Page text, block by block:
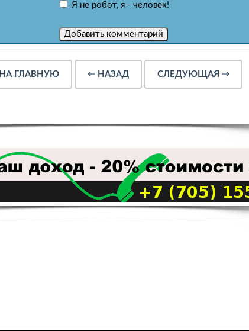
Я не робот, я - человек!
НА ГЛАВНУЮ ⇐ НАЗАД СЛЕДУЮЩАЯ ⇒